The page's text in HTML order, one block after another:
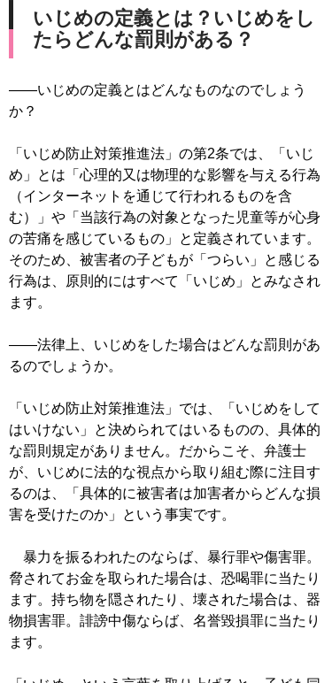
いじめの定義とは？いじめをし
たらどんな罰則がある？
――いじめの定義とはどんなものなのでしょう
か？
「いじめ防止対策推進法」の第2条では、「いじ
め」とは「心理的又は物理的な影響を与える行為
（インターネットを通じて行われるものを含
む）」や「当該行為の対象となった児童等が心身
の苦痛を感じているもの」と定義されています。
そのため、被害者の子どもが「つらい」と感じる
行為は、原則的にはすべて「いじめ」とみなされ
ます。
――法律上、いじめをした場合はどんな罰則があ
るのでしょうか。
「いじめ防止対策推進法」では、「いじめをして
はいけない」と決められてはいるものの、具体的
な罰則規定がありません。だからこそ、弁護士
が、いじめに法的な視点から取り組む際に注目す
るのは、「具体的に被害者は加害者からどんな損
害を受けたのか」という事実です。
暴力を振るわれたのならば、暴行罪や傷害罪。
脅されてお金を取られた場合は、恐喝罪に当たり
ます。持ち物を隠されたり、壊された場合は、器
物損害罪。誹謗中傷ならば、名誉毀損罪に当たり
ます。